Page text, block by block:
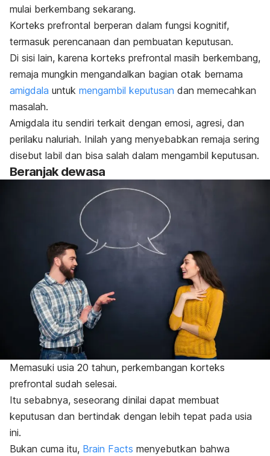
mulai berkembang sekarang.
Korteks prefrontal berperan dalam fungsi kognitif,
termasuk perencanaan dan pembuatan keputusan.
Di sisi lain, karena korteks prefrontal masih berkembang,
remaja mungkin mengandalkan bagian otak bernama
amigdala untuk mengambil keputusan dan memecahkan
masalah.
Amigdala itu sendiri terkait dengan emosi, agresi, dan
perilaku naluriah. Inilah yang menyebabkan remaja sering
disebut labil dan bisa salah dalam mengambil keputusan.
Beranjak dewasa
Memasuki usia 20 tahun, perkembangan korteks
prefrontal sudah selesai.
Itu sebabnya, seseorang dinilai dapat membuat
keputusan dan bertindak dengan lebih tepat pada usia
ini.
Bukan cuma itu, Brain Facts menyebutkan bahwa